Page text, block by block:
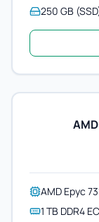
250 GB
AMD Epyc
1 TB DDR4